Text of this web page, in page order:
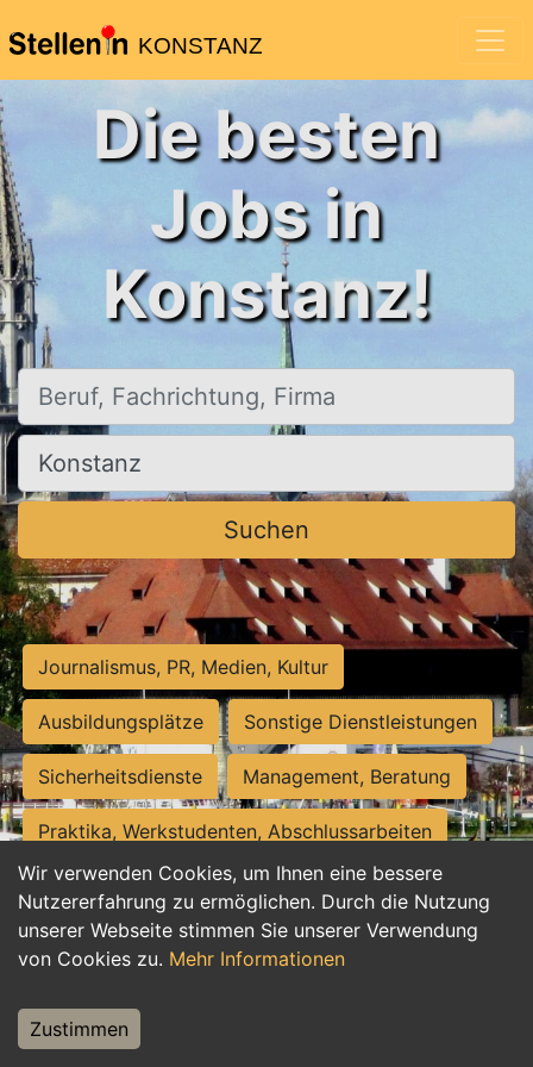
KONSTANZ
Wir verwenden Cookies, um Ihnen eine bessere
Nutzererfahrung zu ermöglichen. Durch die Nutzung
unserer Webseite stimmen Sie unserer Verwendung
von Cookies zu. Mehr Informationen
Zustimmen
Die besten
Jobs in
Konstanz!
Beruf, Fachrichtung, Firma
Ort, Stadt
Suchen
Journalismus, PR, Medien, Kultur
Ausbildungsplätze Sonstige Dienstleistungen
Sicherheitsdienste Management, Beratung
Praktika, Werkstudenten, Abschlussarbeiten
Personalwesen Assistenz, Sekretariat
Hilfskräfte, Aushilfs- und Nebenjobs
Weiterbildung, Studium, duale Ausbildung